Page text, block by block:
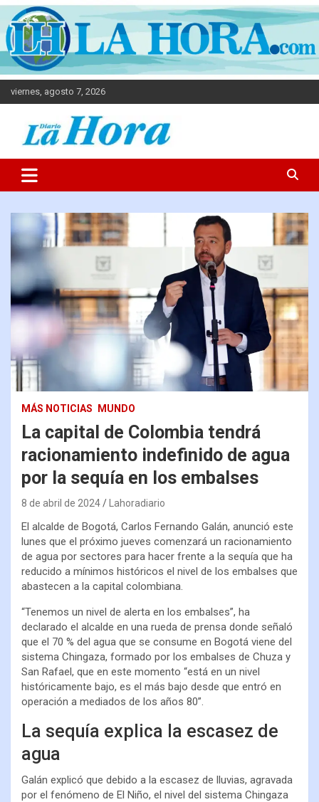
viernes, agosto 7, 2026
Diario La Hora
MÁS NOTICIAS MUNDO
La capital de Colombia tendrá
racionamiento indefinido de agua
por la sequía en los embalses
8 de abril de 2024 Lahoradiario
El alcalde de Bogotá, Carlos Fernando Galán, anunció este
lunes que el próximo jueves comenzará un racionamiento
de agua por sectores para hacer frente a la sequía que ha
reducido a mínimos históricos el nivel de los embalses que
abastecen a la capital colombiana.
“Tenemos un nivel de alerta en los embalses”, ha
declarado el alcalde en una rueda de prensa donde señaló
que el 70 % del agua que se consume en Bogotá viene del
sistema Chingaza, formado por los embalses de Chuza y
San Rafael, que en este momento “está en un nivel
históricamente bajo, es el más bajo desde que entró en
operación a mediados de los años 80”.
La sequía explica la escasez de
agua
Galán explicó que debido a la escasez de lluvias, agravada
por el fenómeno de El Niño, el nivel del sistema Chingaza